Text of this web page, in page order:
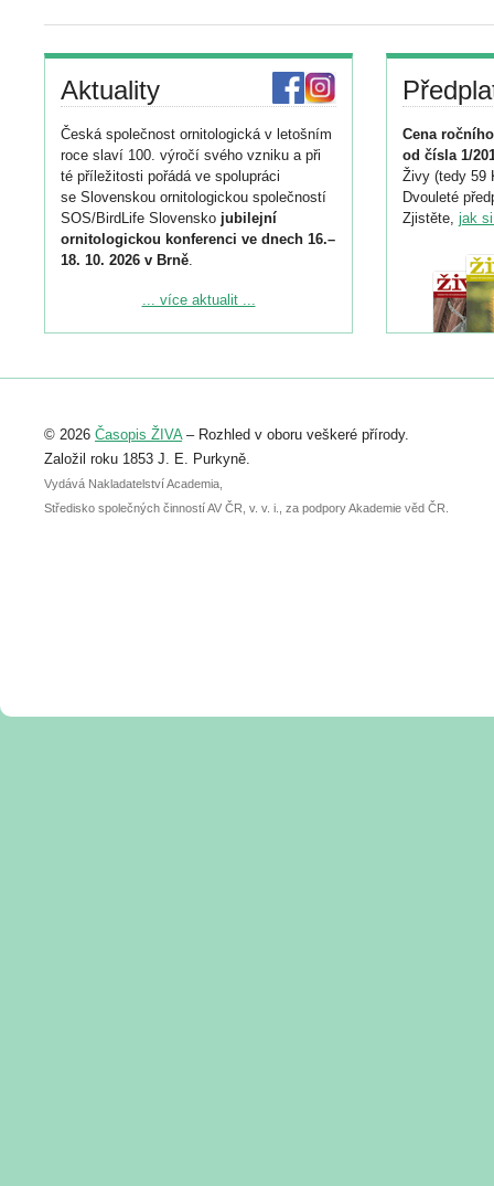
Aktuality
Česká společnost ornitologická v letošním
roce slaví 100. výročí svého vzniku a při
té příležitosti pořádá ve spolupráci
se Slovenskou ornitologickou společností
SOS/BirdLife Slovensko jubilejní
ornitologickou konferenci ve dnech 16.–
18. 10. 2026 v Brně.
Podrobnější informace ke konferenci
Registrovat se můžete do 6. září.
abstraktu přihlášené přednášky nebo
posteru je už 30. června.
... více aktualit ...
Cena
od čísla 1/
Živy (tedy 59
Dvouleté
Zjistěte, jak
© 2026 Časopis ŽIVA– Rozhled v oboru veškeré přírody.
Založil roku 1853 J. E. Purkyně.
Vydává Nakladatelství Academia,
Středisko společných činností AV ČR, v. v. i., za podpory Akademie věd ČR.